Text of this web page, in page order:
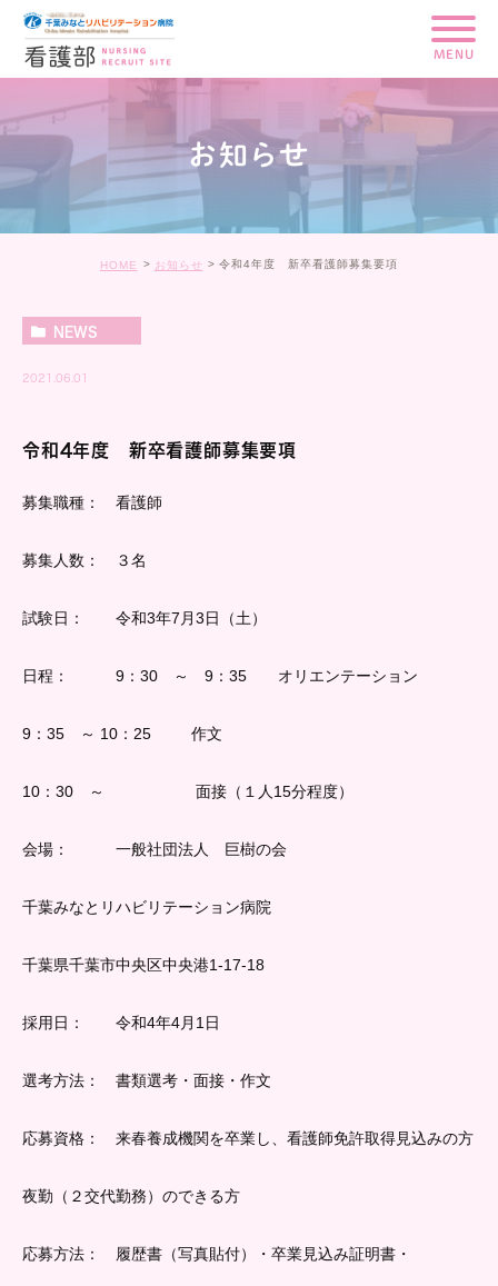
MENU
お知らせ
HOME お知らせ 令和4年度 新卒看護師募集要項
NEWS
2021.06.01
令和4年度 新卒看護師募集要項
募集職種： 看護師
募集人数： ３名
試験日： 令和3年7月3日（土）
日程： 9：30 ～ 9：35 オリエンテーション
9：35 ～ 10：25 作文
10：30 ～ 面接（１人15分程度）
会場： 一般社団法人 巨樹の会
千葉みなとリハビリテーション病院
千葉県千葉市中央区中央港1-17-18
採用日： 令和4年4月1日
選考方法： 書類選考・面接・作文
応募資格： 来春養成機関を卒業し、看護師免許取得見込みの方
夜勤（２交代勤務）のできる方
応募方法： 履歴書（写真貼付）・卒業見込み証明書・